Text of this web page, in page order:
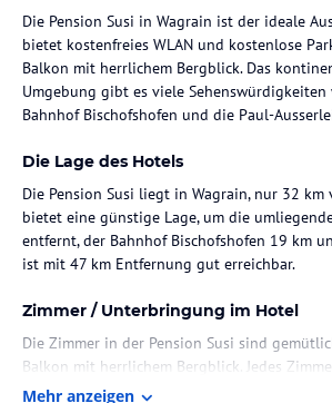
Die Pension Susi in Wagrain ist der ideale
bietet kostenfreies WLAN und kostenlose
Balkon mit herrlichem Bergblick. Das
Umgebung gibt es viele
Bahnhof Bischofshofen und die Paul-
Die Lage des Hotels
Die Pension Susi liegt in Wagrain, nur 32
bietet eine günstige Lage, um die
entfernt, der Bahnhof Bischofshofen 19 km
ist mit 47 km Entfernung gut erreichbar.
Zimmer / Unterbringung im Hotel
Die Zimmer in der Pension Susi sind
Balkon mit herrlichem Bergblick. Jedes
gehört auch ein Flachbild-Kabel-TV für
Mehr anzeigen